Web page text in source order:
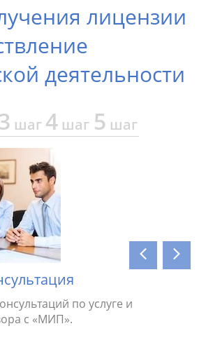
лицензии
деятельности
шаг 4 шаг 5 шаг
по услуге и
с «МИП».